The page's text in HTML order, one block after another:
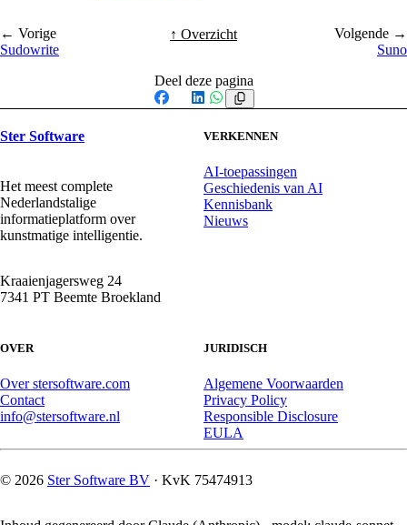
← Vorige
Sudowrite
↑ Overzicht
Volgende →
Suno
Deel deze pagina
Facebook
X LinkedIn
WhatsApp
Ster Software
Het meest complete
Nederlandstalige
informatieplatform over
kunstmatige intelligentie.
Kraaienjagersweg 24
7341 PT Beemte Broekland
VERKENNEN
AI-toepassingen
Geschiedenis van AI
Kennisbank
Nieuws
OVER
Over stersoftware.com
Contact
info@stersoftware.nl
JURIDISCH
Algemene Voorwaarden
Privacy Policy
Responsible Disclosure
EULA
© 2026 Ster Software BV · KvK 75474913